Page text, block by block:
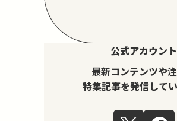
公式アカウント
最新コンテンツや
特集記事を発信してい